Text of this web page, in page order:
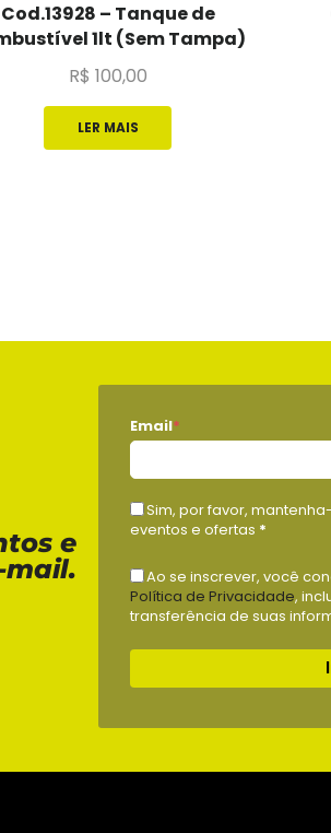
Cod.13928 – Tanque de
1lt (Sem Tampa)
R$ 100,00
LER MAIS
e
mail.
Email*
Sim, por favor,
eventos e ofertas *
Ao se inscrever, você
Política de Privacidade,
transferência de suas